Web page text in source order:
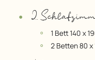
2
1 Bett 140 x
2 Betten 80 x